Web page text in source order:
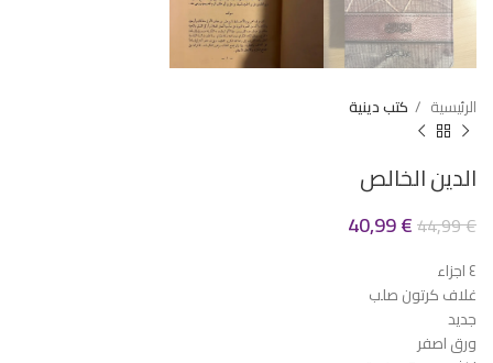
الرئيسية كتب دينية
الدين الخالص
44,99€
40,99€
٤ اجزاء
غلاف كرتون صلب
جديد
ورق اصفر